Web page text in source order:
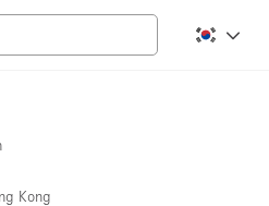
Kong